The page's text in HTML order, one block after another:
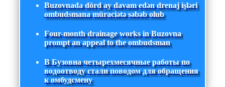
Buzovnada dörd ay davam edən drenaj işləri
ombudsmana müraciətə səbəb olub
Four-month drainage works in Buzovna
prompt an appeal to the ombudsman
В Бузовна четырехмесячные работы по
водоотводу стали поводом для обращения
к омбудсмену